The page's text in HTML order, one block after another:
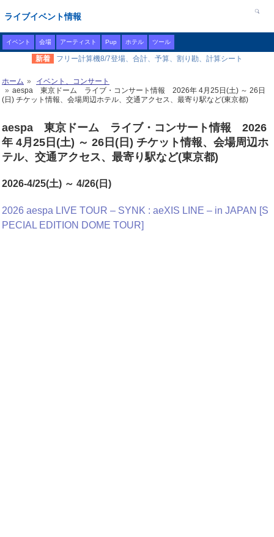
ライブイベント情報
イベント 会場 アーティスト Pup ホテル ツール
新着 フリー計算機8/7登場、合計、予算、割り勘、計算シート
ホーム
イベント、コンサート
aespa 東京ドーム ライブ・コンサート情報 2026年 4月25日(土) ～ 26日
(日) チケット情報、会場周辺ホテル、交通アクセス、最寄り駅など(東京都)
aespa 東京ドーム ライブ・コンサート情報 2026
年 4月25日(土) ～ 26日(日) チケット情報、会場周辺ホ
テル、交通アクセス、最寄り駅など(東京都)
2026-4/25(土) ～ 4/26(日)
2026 aespa LIVE TOUR – SYNK : aeXIS LINE – in JAPAN [S
PECIAL EDITION DOME TOUR]